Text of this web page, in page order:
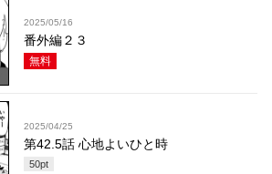
2025/05/16
番外編２３
無料
2025/04/25
第42.5話 心地よいひと時
50pt